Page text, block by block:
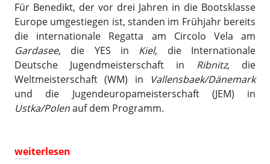
Für Benedikt, der vor drei Jahren in die Bootsklasse
Europe umgestiegen ist, standen im Frühjahr bereits
die internationale Regatta am Circolo Vela am
Gardasee, die YES in Kiel, die Internationale
Deutsche Jugendmeisterschaft in Ribnitz, die
Weltmeisterschaft (WM) in
Vallensbaek/Dänemark
und die Jugendeuropameisterschaft (JEM) in
Ustka/Polenauf dem Programm.
„Geschwister Thewes auf der IDM 2023 in Kiel“
weiterlesen